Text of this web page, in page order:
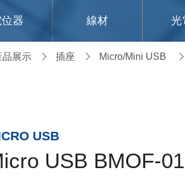
器 線材 光
品展示 插座 Micro/Mini USB
USB
USB BMOF-